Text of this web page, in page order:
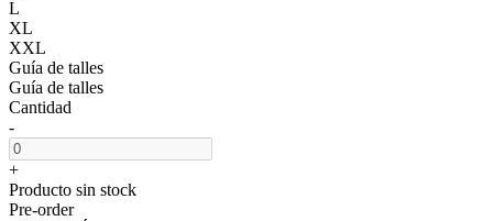
L
XL
XXL
Guía de talles
Guía de talles
Cantidad
-
+
Producto sin stock
Pre-order